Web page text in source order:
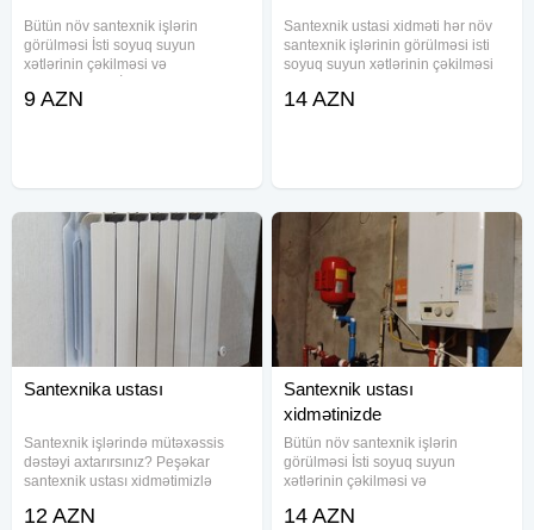
Bütün növ santexnik işlərin
görülməsi İsti soyuq suyun
xətlərinin çəkilməsi və
kombi radiator istipol xətlərinin
9 AZN
Santexnik ustasi xidməti hər növ
santexnik işlərinin görülməsi isti
soyuq suyun xətlərinin çəkilməsi
kombi radiator və istipol xətlərinin
14 AZN
Santexnika ustası
Santexnik işlərində mütəxəssis
dəstəyi axtarırsınız? Peşəkar
santexnik ustası xidmətimizlə
istilik və qaz sistemlərini etibarlı
12 AZN
Santexnik ustası
xidmətinizde
Bütün növ santexnik işlərin
görülməsi İsti soyuq suyun
xətlərinin çəkilməsi və
aksesuarlarin quraşdırılması İstilik
14 AZN